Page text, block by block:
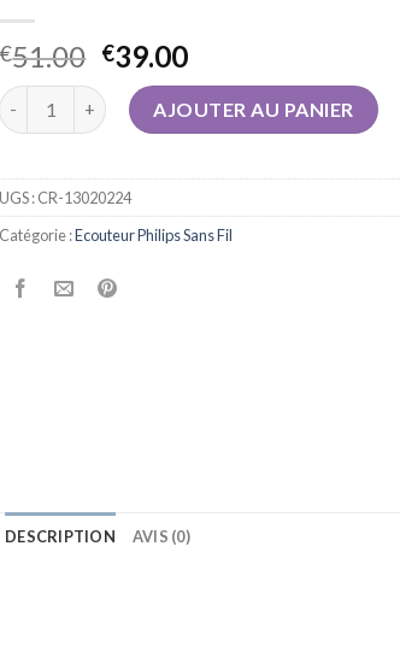
€51.00 €39.00
quantité de ecouteur philips sans fil
AJOUTER AU PANIER
UGS :CR-13020224
Catégorie :Ecouteur Philips Sans Fil
DESCRIPTION AVIS (0)